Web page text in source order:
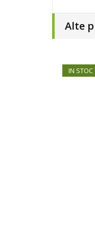
Alte
IN STOC